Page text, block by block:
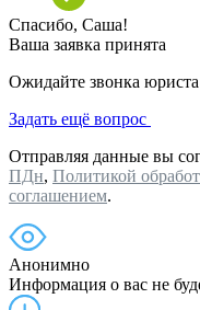
Спасибо, Саша!
Ваша заявка принята
Ожидайте звонка
Задать ещё вопрос
Отправляя данные вы
ПДн, Политикой
соглашением.
Анонимно
Информация о вас не